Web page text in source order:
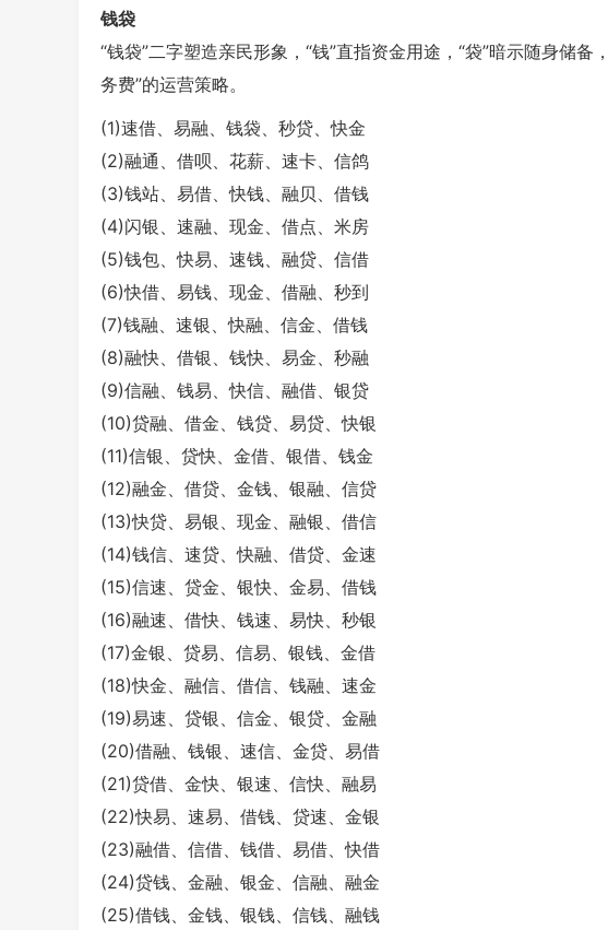
钱袋
“钱袋”二字塑造亲民形象，“钱”直指资金用途，“袋”暗示随身储
务费”的运营策略。
(1)速借、易融、钱袋、秒贷、快金
(2)融通、借呗、花薪、速卡、信鸽
(3)钱站、易借、快钱、融贝、借钱
(4)闪银、速融、现金、借点、米房
(5)钱包、快易、速钱、融贷、信借
(6)快借、易钱、现金、借融、秒到
(7)钱融、速银、快融、信金、借钱
(8)融快、借银、钱快、易金、秒融
(9)信融、钱易、快信、融借、银贷
(10)贷融、借金、钱贷、易贷、快银
(11)信银、贷快、金借、银借、钱金
(12)融金、借贷、金钱、银融、信贷
(13)快贷、易银、现金、融银、借信
(14)钱信、速贷、快融、借贷、金速
(15)信速、贷金、银快、金易、借钱
(16)融速、借快、钱速、易快、秒银
(17)金银、贷易、信易、银钱、金借
(18)快金、融信、借信、钱融、速金
(19)易速、贷银、信金、银贷、金融
(20)借融、钱银、速信、金贷、易借
(21)贷借、金快、银速、信快、融易
(22)快易、速易、借钱、贷速、金银
(23)融借、信借、钱借、易借、快借
(24)贷钱、金融、银金、信融、融金
(25)借钱、金钱、银钱、信钱、融钱